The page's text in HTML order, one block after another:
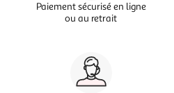
Paiement sécurisé en ligne
ou au retrait